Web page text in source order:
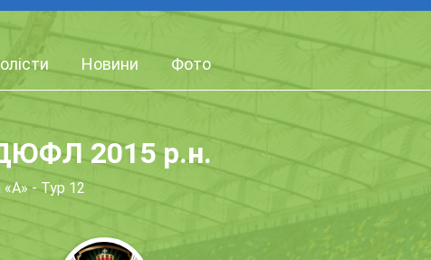
Новини Фото
2015 р.н.
«А» - Тур 12